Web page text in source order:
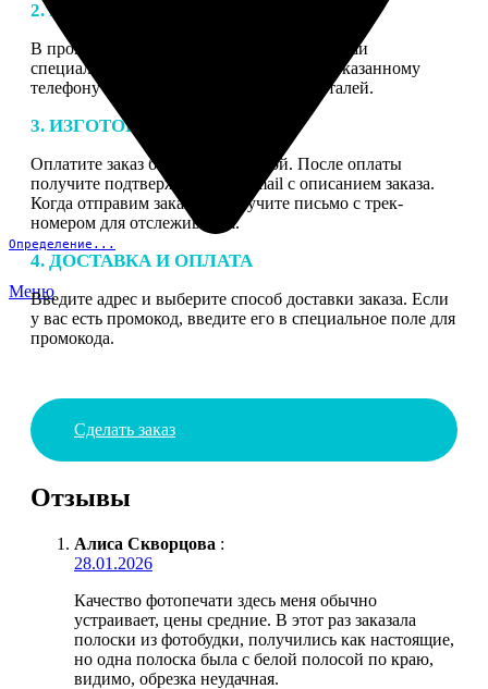
Определение...
Меню
2. МАКЕТ
В процессе подготовки заказа к печати наши
специалисты могут связаться с Вами по указанному
телефону или email для согласования деталей.
3. ИЗГОТОВЛЕНИЕ
Оплатите заказ банковской картой. После оплаты
получите подтверждение на email с описанием заказа.
Когда отправим заказ вы получите письмо с трек-
номером для отслеживания.
4. ДОСТАВКА И ОПЛАТА
Введите адрес и выберите способ доставки заказа. Если
у вас есть промокод, введите его в специальное поле для
промокода.
Сделать заказ
Отзывы
Алиса Скворцова :
28.01.2026
Качество фотопечати здесь меня обычно
устраивает, цены средние. В этот раз заказала
полоски из фотобудки, получились как настоящие,
но одна полоска была с белой полосой по краю,
видимо, обрезка неудачная.